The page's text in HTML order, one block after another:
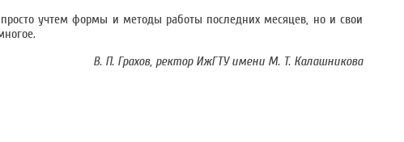
учтем формы и методы работы последних месяцев, но и свои
В. П. Грахов, ректор ИжГТУ имени М. Т. Калашникова